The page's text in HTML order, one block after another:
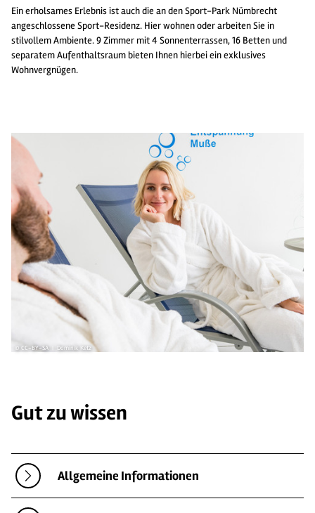
Ein erholsames Erlebnis ist auch die an den Sport-Park Nümbrecht
angeschlossene Sport-Residenz. Hier wohnen oder arbeiten Sie in
stilvollem Ambiente. 9 Zimmer mit 4 Sonnenterrassen, 16 Betten und
separatem Aufenthaltsraum bieten Ihnen hierbei ein exklusives
Wohnvergnügen.
© CC-BY-SA | Dominik Ketz
Gut zu wissen
Allgemeine Informationen